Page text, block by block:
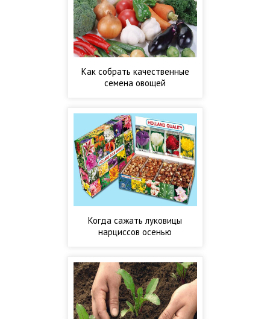
Как собрать качественные
семена овощей
Когда сажать луковицы
нарциссов осенью